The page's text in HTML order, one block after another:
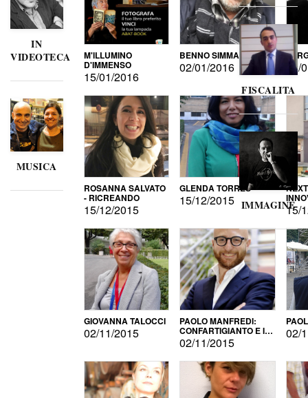
IN
VIDEOTECA
MUSICA
M'ILLUMINO
D'IMMENSO
15/01/2016
BENNO SIMMA
02/01/2016
ROSANNA SALVATO
- RICREANDO
15/12/2015
GLENDA TORRES
15/12/2015
15/
GIOVANNA TALOCCI
02/11/2015
PAOLO MANFREDI:
CONFARTIGIANTO E IL
SONDAGGIO
02/11/2015
02/
FISCALITA
IMMAGINE